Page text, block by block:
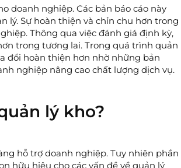
doanh nghiệp. Các bản báo cáo này
lý. Sự hoàn thiện và chỉn chu hơn trong
Thông qua việc đánh giá định kỳ,
trong tương lai. Trong quá trình quản
đổi hoàn thiện hơn nhờ những bản
nghiệp nâng cao chất lượng dịch vụ.
lý kho?
hỗ trợ doanh nghiệp. Tuy nhiên phần
hữu hiệu cho các vấn đề về quản lý